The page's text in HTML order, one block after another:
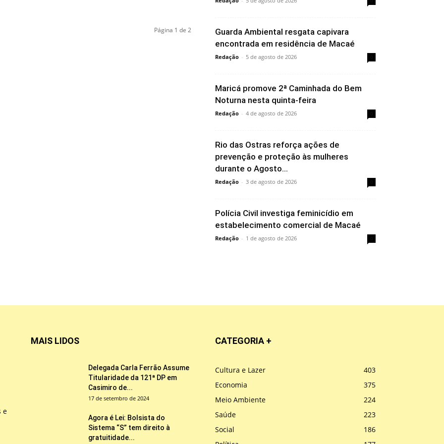
Página 1 de 2
Guarda Ambiental resgata capivara
encontrada em residência de Macaé
Redação - 5 de agosto de 2026
Maricá promove 2ª Caminhada do Bem
Noturna nesta quinta-feira
Redação - 4 de agosto de 2026
Rio das Ostras reforça ações de
prevenção e proteção às mulheres
durante o Agosto...
Redação - 3 de agosto de 2026
Polícia Civil investiga feminicídio em
estabelecimento comercial de Macaé
Redação - 1 de agosto de 2026
e
MAIS LIDOS
Delegada Carla Ferrão Assume
Titularidade da 121ª DP em
Casimiro de...
17 de setembro de 2024
Agora é Lei: Bolsista do
Sistema “S” tem direito à
gratuitidade...
CATEGORIA +
Cultura e Lazer
403
Economia
375
Meio Ambiente
224
Saúde
223
Social
186